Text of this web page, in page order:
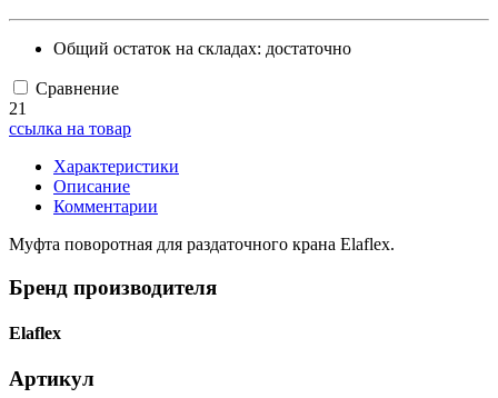
Общий остаток на складах: достаточно
Сравнение
21
ссылка на товар
Характеристики
Описание
Комментарии
Муфта поворотная для раздаточного крана Elaflex.
Бренд производителя
Elaflex
Артикул